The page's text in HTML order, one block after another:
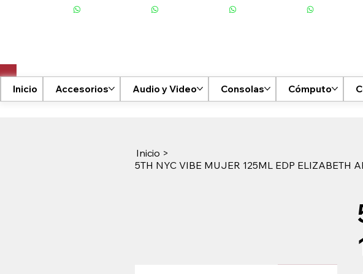
Inicio Accesorios Audio y Video Consolas Cómputo
Inicio >
5TH NYC VIBE MUJER 125ML EDP ELIZABETH